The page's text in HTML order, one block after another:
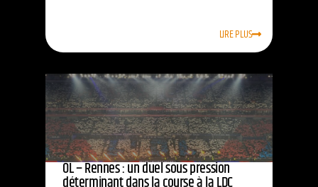
LIRE PLUS
OL – Rennes : un duel sous pression